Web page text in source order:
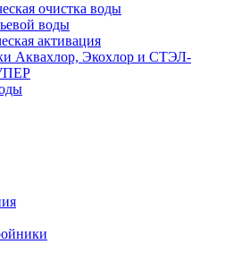
очистка воды
воды
активация
Аквахлор, Экохлор и СТЭЛ-